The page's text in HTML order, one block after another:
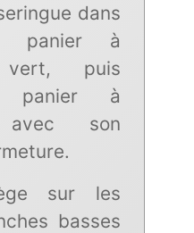
dans
panier à
vert, puis
panier à
avec son
sur les
basses